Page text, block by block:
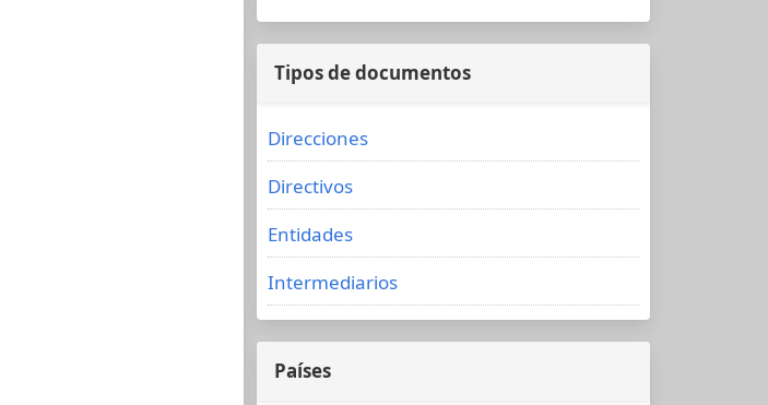
Tipos de documentos
Direcciones
Directivos
Entidades
Intermediarios
Países